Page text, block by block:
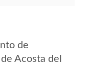
de
Acosta del